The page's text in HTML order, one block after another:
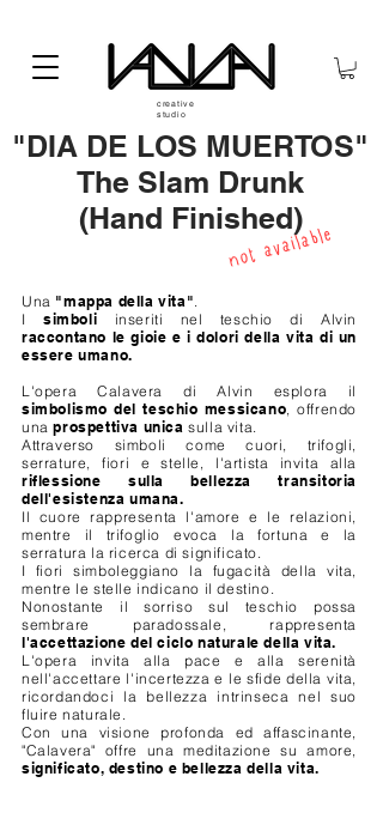
creative
studio
"DIA DE LOS MUERTOS"
The Slam Drunk
(Hand Finished)
not available
Una "mappa della vita".
I simboli inseriti nel teschio di Alvin
raccontano le gioie e i dolori della vita di un
essere umano.
L'opera Calavera di Alvin esplora il
simbolismo del teschio messicano, offrendo
unaprospettiva unica sulla vita.
Attraverso simboli come cuori, trifogli,
serrature, fiori e stelle, l'artista invita alla
riflessione sulla bellezza transitoria
dell'esistenza umana.
Il cuore rappresenta l'amore e le relazioni,
mentre il trifoglio evoca la fortuna e la
serratura la ricerca di significato.
I fiori simboleggiano la fugacità della vita,
mentre le stelle indicano il destino.
Nonostante il sorriso sul teschio possa
sembrare paradossale, rappresenta
l'accettazione del ciclo naturale della vita.
L'opera invita alla pace e alla serenità
nell'accettare l'incertezza e le sfide della vita,
ricordandoci la bellezza intrinseca nel suo
fluire naturale.
Con una visione profonda ed affascinante,
"Calavera" offre una meditazione su amore,
significato, destino e bellezza della vita.